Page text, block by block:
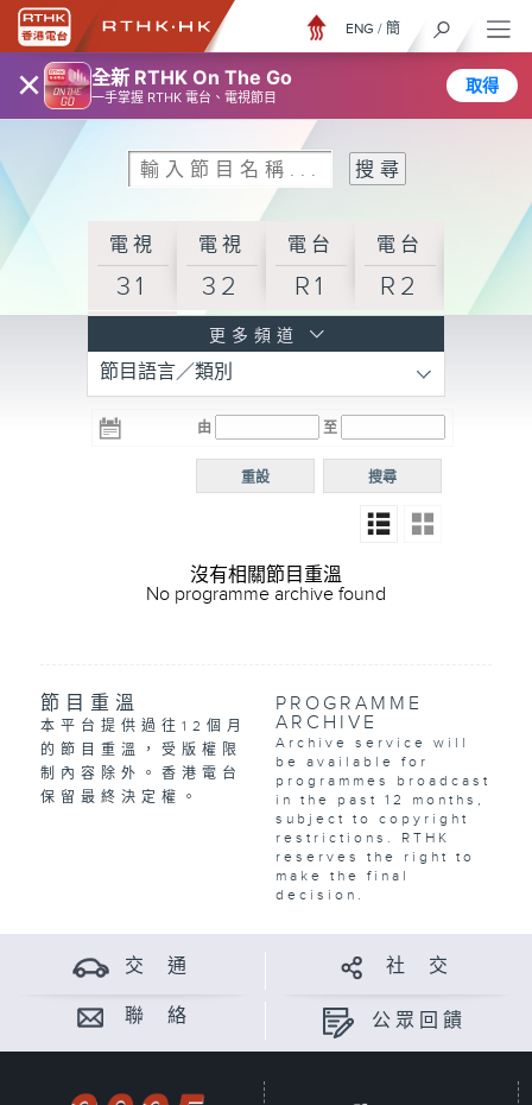
× 全新 RTHK On The Go
一手掌握 RTHK 電台、電視節目
取得
ENG / 簡
電視
31
電視
32
電台
R1
電台
R2
R3
電台 電台
R5
電台
普通
更多頻道
節目語言／類別
由 至
搜尋
重設
沒有相關節目重溫
No programme archive found
節目重溫
本平台提供過往12個月
的節目重溫，受版權限
制內容除外。香港電台
保留最終決定權。
PROGRAMME
ARCHIVE
Archive service will
be available for
programmes broadcast
in the past 12 months,
subject to copyright
restrictions. RTHK
reserves the right to
make the final
decision.
交 通 社 交
聯 絡 公眾回饋